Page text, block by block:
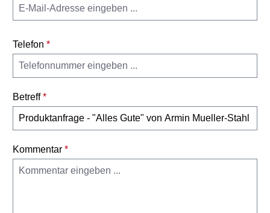
Telefon *
Betreff*
Kommentar *